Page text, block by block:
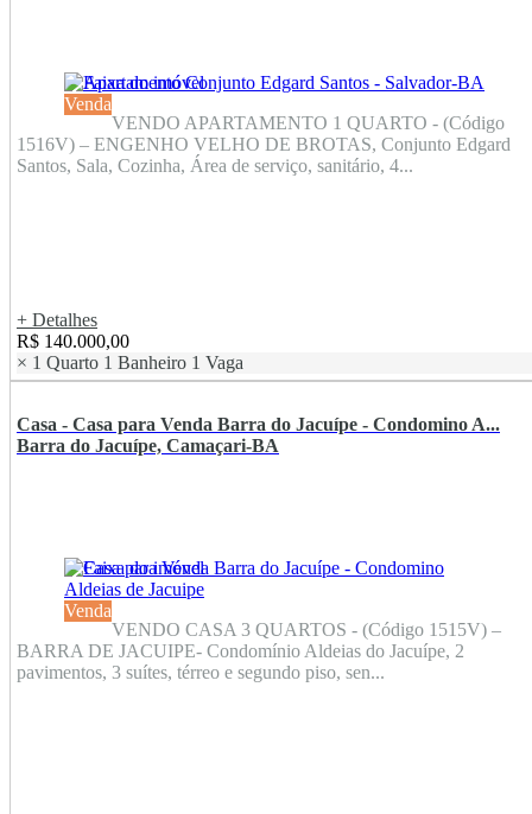
Venda
VENDO APARTAMENTO 1 QUARTO - (Código
1516V) – ENGENHO VELHO DE BROTAS, Conjunto Edgard
Santos, Sala, Cozinha, Área de serviço, sanitário, 4...
+ Detalhes
R$ 140.000,00
× 1 Quarto 1 Banheiro 1 Vaga
Casa - Casa para Venda Barra do Jacuípe - Condomino A...
Barra do Jacuípe, Camaçari-BA
Venda
VENDO CASA 3 QUARTOS - (Código 1515V) –
BARRA DE JACUIPE- Condomínio Aldeias do Jacuípe, 2
pavimentos, 3 suítes, térreo e segundo piso, sen...